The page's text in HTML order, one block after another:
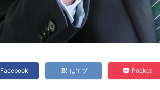
Facebook はてブ Pocket